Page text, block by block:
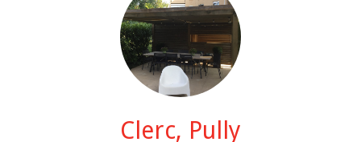
Clerc, Pully